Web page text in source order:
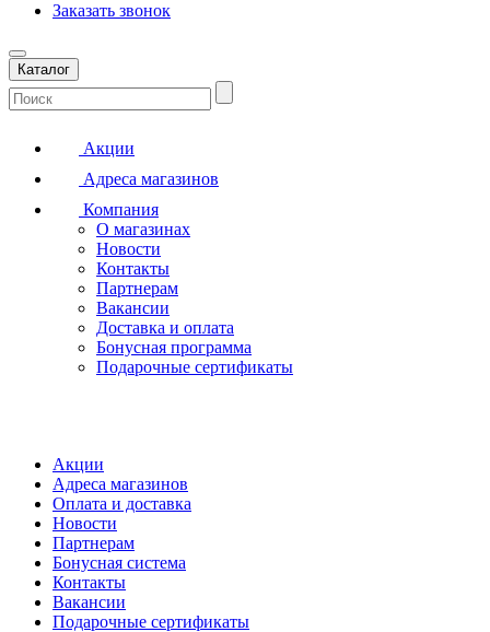
Заказать звонок
Каталог
Акции
Адреса магазинов
Компания
О магазинах
Новости
Контакты
Партнерам
Вакансии
Доставка и оплата
Бонусная программа
Подарочные сертификаты
Акции
Адреса магазинов
Оплата и доставка
Новости
Партнерам
Бонусная система
Контакты
Вакансии
Подарочные сертификаты